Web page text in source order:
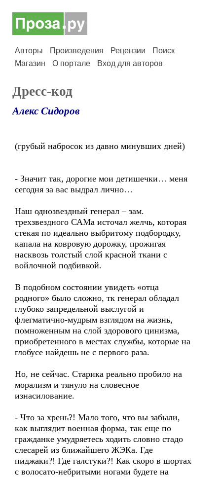
Авторы Произведения Рецензии
Поиск
Магазин
О портале Вход для авторов
Дресс-код
Алекс Сидоров
(грубый набросок из давно минувших дней)
- Значит так, дорогие мои детишечки… меня
сегодня за вас выдрал лично…
Наш однозвездный генерал – зам.
трехзвездного САМа источал желчь, которая
стекая по идеально выбритому подбородку,
капала на ковровую дорожку, прожигая
насквозь толстый слой красной ткани с
войлочной подбивкой.
В подобном состоянии увидеть «отца
родного» было сложно, тк генерал обладал
глубоко запредельной выслугой и
флегматично-мудрым взглядом на жизнь,
помноженным на слой здорового цинизма,
приобретенного в местах службы, которые на
глобусе найдешь не с первого раза.
Но, не сейчас. Старика реально пробило на
морализм и тянуло на словесное
изнасилование.
- Что за хрень?! Мало того, что вы забыли,
как выглядит военная форма, так еще по
гражданке умудряетесь ходить словно стадо
слесарей из ближайшего ЖЭКа. Где
пиджаки?! Где галстуки?! Как скоро в шортах
с волосато-небритыми ногами будете на